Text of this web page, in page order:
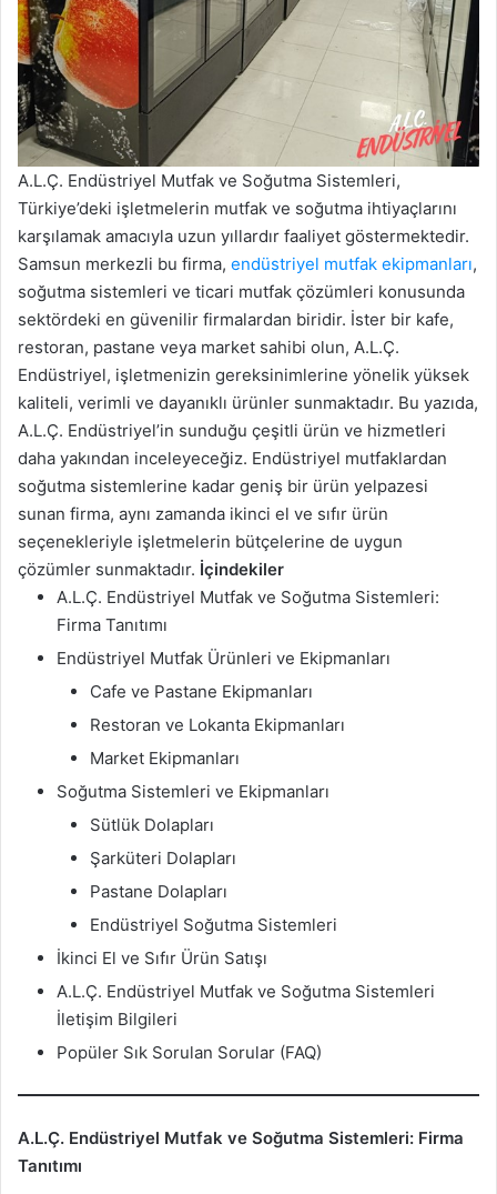
A.L.Ç. Endüstriyel Mutfak ve Soğutma Sistemleri,
Türkiye’deki işletmelerin mutfak ve soğutma ihtiyaçlarını
karşılamak amacıyla uzun yıllardır faaliyet göstermektedir.
Samsun merkezli bu firma, endüstriyel mutfak ekipmanları,
soğutma sistemleri ve ticari mutfak çözümleri konusunda
sektördeki en güvenilir firmalardan biridir. İster bir kafe,
restoran, pastane veya market sahibi olun, A.L.Ç.
Endüstriyel, işletmenizin gereksinimlerine yönelik yüksek
kaliteli, verimli ve dayanıklı ürünler sunmaktadır. Bu yazıda,
A.L.Ç. Endüstriyel’in sunduğu çeşitli ürün ve hizmetleri
daha yakından inceleyeceğiz. Endüstriyel mutfaklardan
soğutma sistemlerine kadar geniş bir ürün yelpazesi
sunan firma, aynı zamanda ikinci el ve sıfır ürün
seçenekleriyle işletmelerin bütçelerine de uygun
çözümler sunmaktadır. İçindekiler
A.L.Ç. Endüstriyel Mutfak ve Soğutma Sistemleri:
Firma Tanıtımı
Endüstriyel Mutfak Ürünleri ve Ekipmanları
Cafe ve Pastane Ekipmanları
Restoran ve Lokanta Ekipmanları
Market Ekipmanları
Soğutma Sistemleri ve Ekipmanları
Sütlük Dolapları
Şarküteri Dolapları
Pastane Dolapları
Endüstriyel Soğutma Sistemleri
İkinci El ve Sıfır Ürün Satışı
A.L.Ç. Endüstriyel Mutfak ve Soğutma Sistemleri
İletişim Bilgileri
Popüler Sık Sorulan Sorular (FAQ)
A.L.Ç. Endüstriyel Mutfak ve Soğutma Sistemleri: Firma
Tanıtımı